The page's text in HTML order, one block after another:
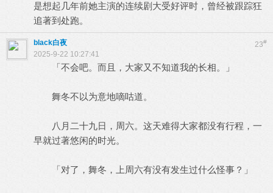
是想起几年前她主演的连续剧大受好评时，曾经被跟踪狂
追著到处跑。
23#
black白夜
2025-9-22 10:27:41
「不会吧。而且，大家又不知道我的长相。」
舞冬不以为意地嘀咕道。
八月二十九日，周六。这天难得大家都没有行程，一
早就过著悠闲的时光。
「对了，舞冬，上周六有没有发生过什么怪事？」